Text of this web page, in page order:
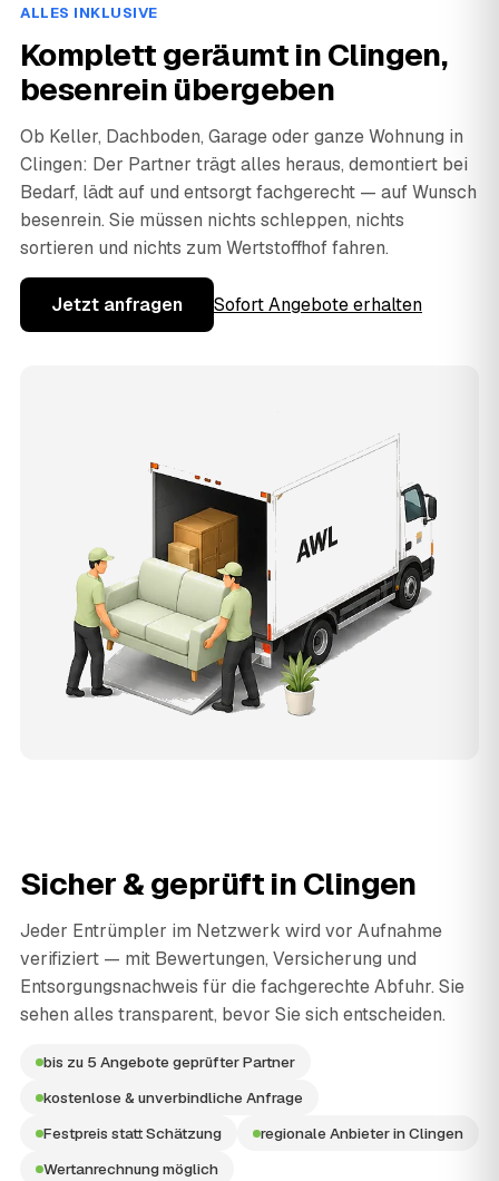
ALLES INKLUSIVE
Komplett geräumt in Clingen,
besenrein übergeben
Ob Keller, Dachboden, Garage oder ganze Wohnung in
Clingen: Der Partner trägt alles heraus, demontiert bei
Bedarf, lädt auf und entsorgt fachgerecht — auf Wunsch
besenrein. Sie müssen nichts schleppen, nichts
sortieren und nichts zum Wertstoffhof fahren.
Jetzt anfragen Sofort Angebote erhalten
Sicher & geprüft inClingen
Jeder Entrümpler im Netzwerk wird vor Aufnahme
verifiziert — mit Bewertungen, Versicherung und
Entsorgungsnachweis für die fachgerechte Abfuhr. Sie
sehen alles transparent, bevor Sie sich entscheiden.
bis zu 5 Angebote geprüfter Partner
kostenlose & unverbindliche Anfrage
Festpreis statt Schätzung
regionale Anbieter in Clingen
Wertanrechnung möglich